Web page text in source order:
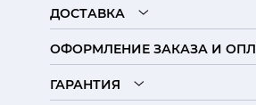
ДОСТАВКА
ОФОРМЛЕНИЕ ЗАКАЗА И
ГАРАНТИЯ